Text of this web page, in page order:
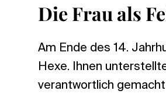
Die Frau als
Am Ende des 14.
Hexe. Ihnen
verantwortlich